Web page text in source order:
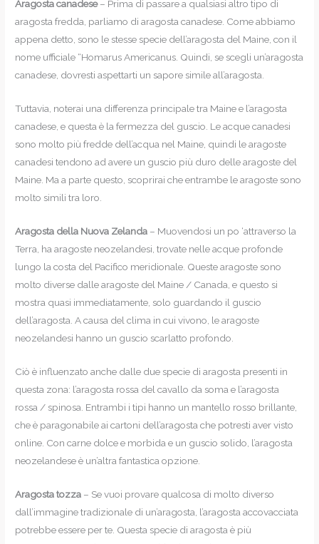
Aragosta canadese– Prima di passare a qualsiasi altro tipo di
aragosta fredda, parliamo di aragosta canadese. Come abbiamo
appena detto, sono le stesse specie dell’aragosta del Maine, con il
nome ufficiale “Homarus Americanus. Quindi, se scegli un’aragosta
canadese, dovresti aspettarti un sapore simile all’aragosta.
Tuttavia, noterai una differenza principale tra Maine e l’aragosta
canadese, e questa è la fermezza del guscio. Le acque canadesi
sono molto più fredde dell’acqua nel Maine, quindi le aragoste
canadesi tendono ad avere un guscio più duro delle aragoste del
Maine. Ma a parte questo, scoprirai che entrambe le aragoste sono
molto simili tra loro.
Aragosta della Nuova Zelanda – Muovendosi un po ‘attraverso la
Terra, ha aragoste neozelandesi, trovate nelle acque profonde
lungo la costa del Pacifico meridionale. Queste aragoste sono
molto diverse dalle aragoste del Maine / Canada, e questo si
mostra quasi immediatamente, solo guardando il guscio
dell’aragosta. A causa del clima in cui vivono, le aragoste
neozelandesi hanno un guscio scarlatto profondo.
Ciò è influenzato anche dalle due specie di aragosta presenti in
questa zona: l’aragosta rossa del cavallo da soma e l’aragosta
rossa / spinosa. Entrambi i tipi hanno un mantello rosso brillante,
che è paragonabile ai cartoni dell’aragosta che potresti aver visto
online. Con carne dolce e morbida e un guscio solido, l’aragosta
neozelandese è un’altra fantastica opzione.
Aragosta tozza – Se vuoi provare qualcosa di molto diverso
dall’immagine tradizionale di un’aragosta, l’aragosta accovacciata
potrebbe essere per te. Questa specie di aragosta è più